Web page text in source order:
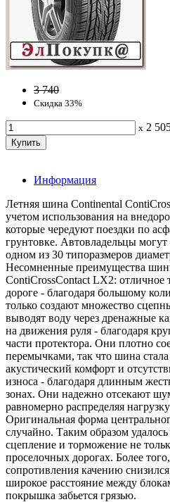
3 740
Скидка 33%
x 2
Информация
Летняя шина Continental
учетом использования на
которые чередуют поездки по
грунтовке. Автовладельцы
одном из 30 типоразмеров
Несомненные преимущества
ContiCrossContact LX2:
дороге - благодаря большому
только создают множество
выводят воду через дренажные
на движения руля - благодаря
части протектора. Они плотно
перемычками, так что шина
акустический комфорт и
износа - благодаря длинным
зонах. Они надежно отсекают
равномерно распределяя
Оригинальная форма
случайно. Таким образом
сцепление и торможение не
проселочных дорогах. Более
сопротивления качению
широкое расстояние между
покрышка забьется грязью.